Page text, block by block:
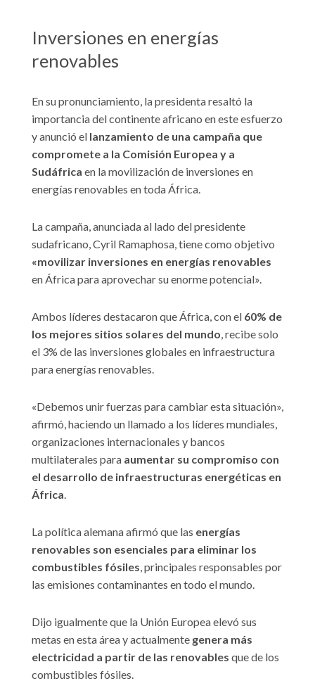
Inversiones en energías
renovables
En su pronunciamiento, la presidenta resaltó la
importancia del continente africano en este esfuerzo
y anunció el lanzamiento de una campaña que
compromete a la Comisión Europea y a
Sudáfrica en la movilización de inversiones en
energías renovables en toda África.
La campaña, anunciada al lado del presidente
sudafricano, Cyril Ramaphosa, tiene como objetivo
«movilizar inversiones en energías renovables
en África para aprovechar su enorme potencial».
Ambos líderes destacaron que África, con el 60% de
los mejores sitios solares del mundo, recibe solo
el 3% de las inversiones globales en infraestructura
para energías renovables.
«Debemos unir fuerzas para cambiar esta situación»,
afirmó, haciendo un llamado a los líderes mundiales,
organizaciones internacionales y bancos
multilaterales para aumentar su compromiso con
el desarrollo de infraestructuras energéticas en
África.
La política alemana afirmó que las energías
renovables son esenciales para eliminar los
combustibles fósiles, principales responsables por
las emisiones contaminantes en todo el mundo.
Dijo igualmente que la Unión Europea elevó sus
metas en esta área y actualmente genera más
electricidad a partir de las renovables que de los
combustibles fósiles.